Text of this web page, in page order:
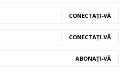
CONECTAȚI-VĂ
CONECTAȚI-VĂ
ABONAȚI-VĂ